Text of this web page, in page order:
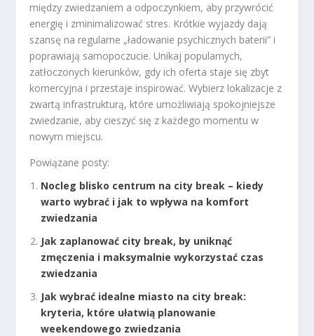
między zwiedzaniem a odpoczynkiem, aby przywrócić
energię i zminimalizować stres. Krótkie wyjazdy dają
szansę na regularne „ładowanie psychicznych baterii” i
poprawiają samopoczucie. Unikaj popularnych,
zatłoczonych kierunków, gdy ich oferta staje się zbyt
komercyjna i przestaje inspirować. Wybierz lokalizacje z
zwartą infrastrukturą, które umożliwiają spokojniejsze
zwiedzanie, aby cieszyć się z każdego momentu w
nowym miejscu.
Powiązane posty:
Nocleg blisko centrum na city break – kiedy
warto wybrać i jak to wpływa na komfort
zwiedzania
Jak zaplanować city break, by uniknąć
zmęczenia i maksymalnie wykorzystać czas
zwiedzania
Jak wybrać idealne miasto na city break:
kryteria, które ułatwią planowanie
weekendowego zwiedzania